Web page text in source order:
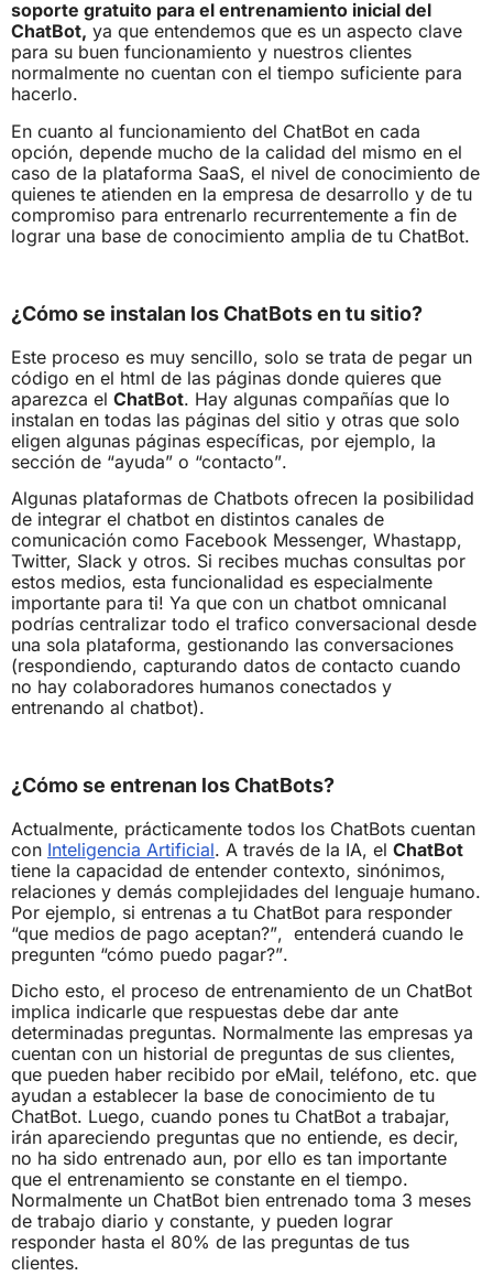
soporte gratuito para el entrenamiento inicial del
ChatBot, ya que entendemos que es un aspecto clave
para su buen funcionamiento y nuestros clientes
normalmente no cuentan con el tiempo suficiente para
hacerlo.
En cuanto al funcionamiento del ChatBot en cada
opción, depende mucho de la calidad del mismo en el
caso de la plataforma SaaS, el nivel de conocimiento de
quienes te atienden en la empresa de desarrollo y de tu
compromiso para entrenarlo recurrentemente a fin de
lograr una base de conocimiento amplia de tu ChatBot.
¿Cómo se instalan los ChatBots en tu sitio?
Este proceso es muy sencillo, solo se trata de pegar un
código en el html de las páginas donde quieres que
aparezca el ChatBot. Hay algunas compañías que lo
instalan en todas las páginas del sitio y otras que solo
eligen algunas páginas específicas, por ejemplo, la
sección de “ayuda” o “contacto”.
Algunas plataformas de Chatbots ofrecen la posibilidad
de integrar el chatbot en distintos canales de
comunicación como Facebook Messenger, Whastapp,
Twitter, Slack y otros. Si recibes muchas consultas por
estos medios, esta funcionalidad es especialmente
importante para ti! Ya que con un chatbot omnicanal
podrías centralizar todo el trafico conversacional desde
una sola plataforma, gestionando las conversaciones
(respondiendo, capturando datos de contacto cuando
no hay colaboradores humanos conectados y
entrenando al chatbot).
¿Cómo se entrenan los ChatBots?
Actualmente, prácticamente todos los ChatBots cuentan
con Inteligencia Artificial. A través de la IA, el ChatBot
tiene la capacidad de entender contexto, sinónimos,
relaciones y demás complejidades del lenguaje humano.
Por ejemplo, si entrenas a tu ChatBot para responder
“que medios de pago aceptan?”, entenderá cuando le
pregunten “cómo puedo pagar?”.
Dicho esto, el proceso de entrenamiento de un ChatBot
implica indicarle que respuestas debe dar ante
determinadas preguntas. Normalmente las empresas ya
cuentan con un historial de preguntas de sus clientes,
que pueden haber recibido por eMail, teléfono, etc. que
ayudan a establecer la base de conocimiento de tu
ChatBot. Luego, cuando pones tu ChatBot a trabajar,
irán apareciendo preguntas que no entiende, es decir,
no ha sido entrenado aun, por ello es tan importante
que el entrenamiento se constante en el tiempo.
Normalmente un ChatBot bien entrenado toma 3 meses
de trabajo diario y constante, y pueden lograr
responder hasta el 80% de las preguntas de tus
clientes.